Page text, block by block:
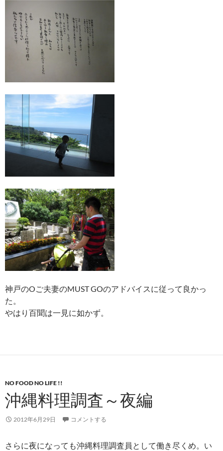
神戸のOご夫妻のMUST GOのアドバイスに従って良かっ
た。
やはり百聞は一見に如かず。
NO FOOD NO LIFE !!
沖縄料理調査～夜編
2012年6月29日 コメントする
さらに夜になっても沖縄料理調査員として働き尽くめ。い